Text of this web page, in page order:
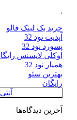
.
خرید بک لینک فالو
آپدیت نود 32
پسورد نود 32
اوکلی لایسنس رایگان
همیار نود 32
بهترین سئو
رایگان
آخرین دیدگاه‌ها